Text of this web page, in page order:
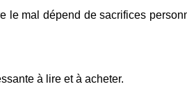
le mal dépend de sacrifices
à lire et à acheter.